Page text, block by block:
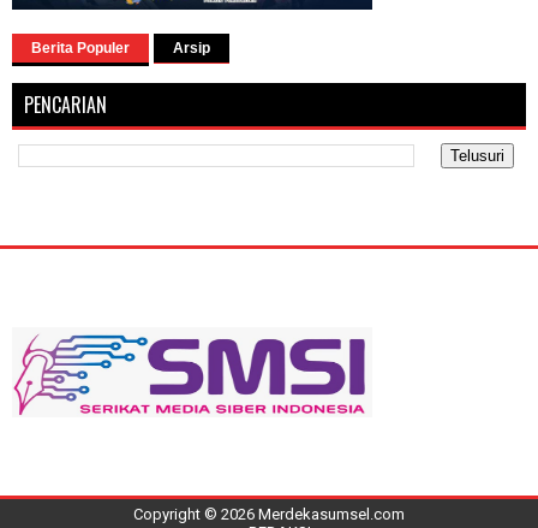
Berita Populer Arsip
PENCARIAN
Copyright © 2026 Merdekasumsel.com